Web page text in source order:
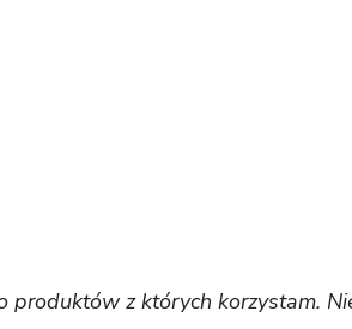
z których korzystam.